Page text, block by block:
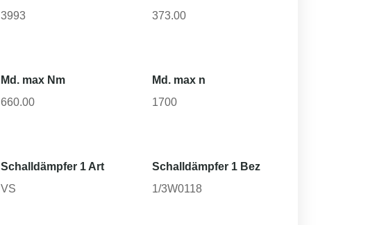
3993
373.00
Md. max Nm
660.00
Md. max n
1700
Schalldämpfer 1 Art
VS
Schalldämpfer 1 Bez
1/3W0118